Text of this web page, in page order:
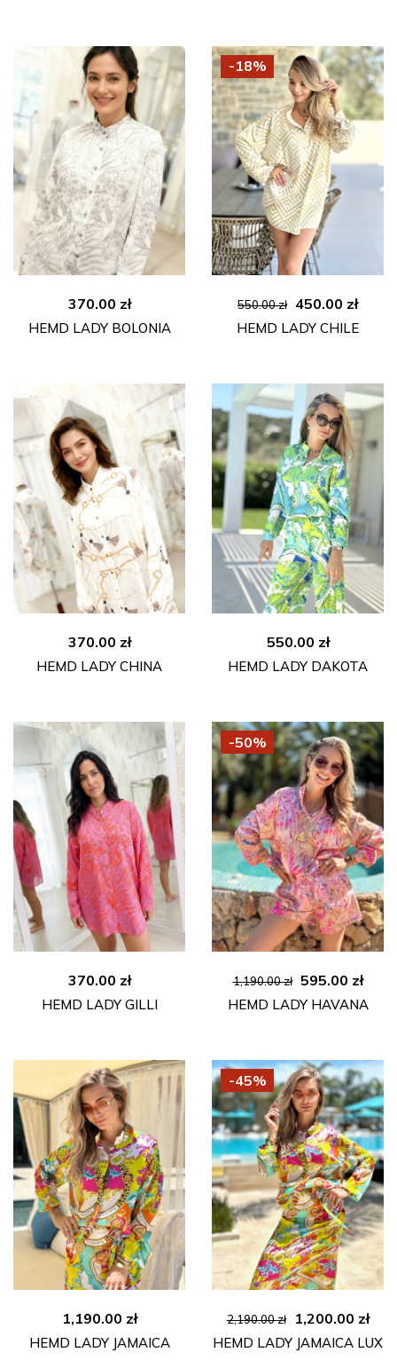
370.00 zł
HEMD LADY BOLONIA
-18%
550.00zł
Ursprünglicher
Preis
450.00 zł
Preis
HEMD LADY CHILE
370.00 zł
HEMD LADY CHINA
550.00 zł
HEMD LADY DAKOTA
370.00 zł
HEMD LADY GILLI
-50%
1,190.00zł
Preis
595.00 zł
HEMD LADY HAVANA
1,190.00 zł
HEMD LADY JAMAICA
-45%
2,190.00zł
Ursprünglicher
Preis
1,200.00 zł
HEMD LADY JAMAICA LUX